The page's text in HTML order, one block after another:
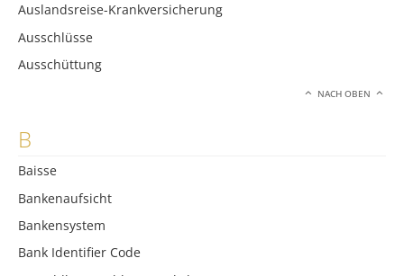
Auslandsreise-Krankversicherung
Ausschlüsse
Ausschüttung
NACH OBEN
B
Baisse
Bankenaufsicht
Bankensystem
Bank Identifier Code